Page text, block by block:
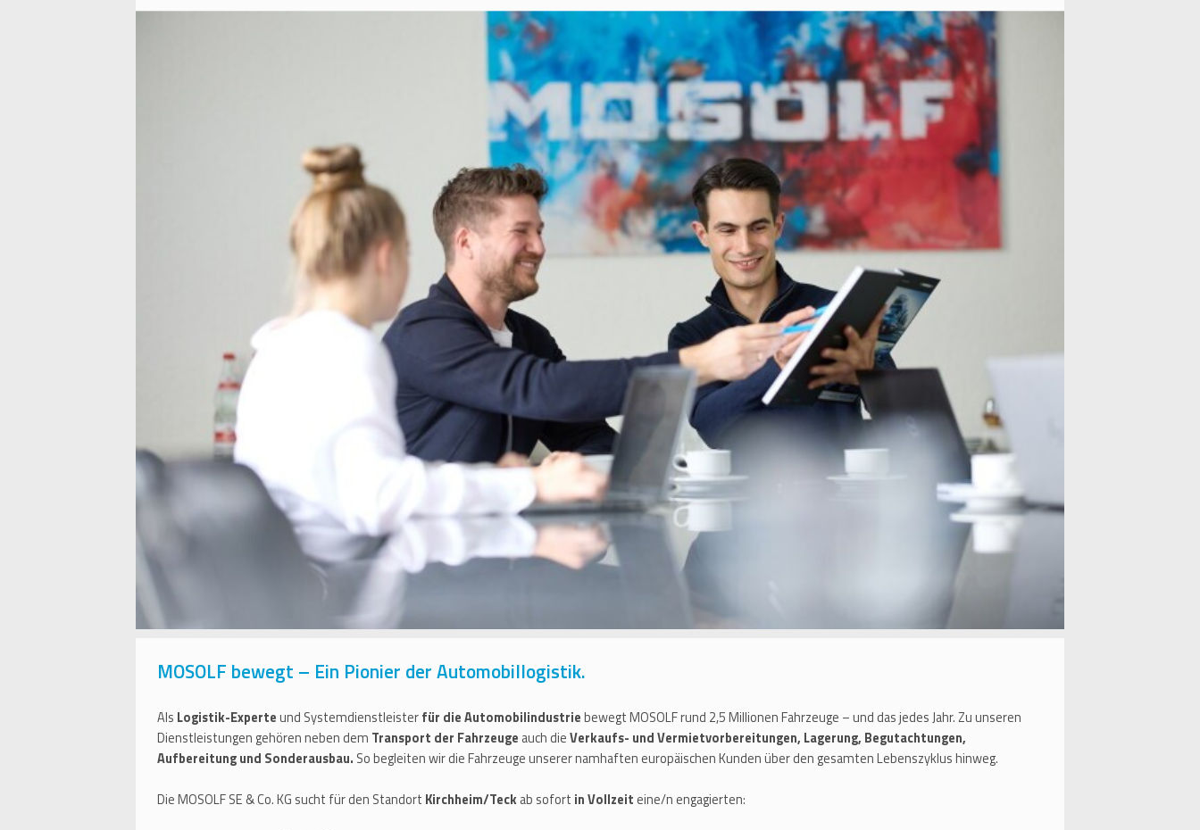
MOSOLF bewegt – Ein Pionier der Automobillogistik.
Als Logistik-Experteund Systemdienstleisterfür die Automobilindustriebewegt MOSOLF rund 2,5 Millionen Fahrzeuge – und das jedes Jahr. Zu unseren
Dienstleistungen gehören neben dem Transport der Fahrzeuge auch dieVerkaufs- und Vermietvorbereitungen, Lagerung, Begutachtungen,
Aufbereitung und Sonderausbau. So begleiten wir die Fahrzeuge unserer namhaften europäischen Kunden über den gesamten Lebenszyklus hinweg.
Die MOSOLF SE & Co. KG sucht für den Standort Kirchheim/Teckab sofort in Vollzeit eine/n engagierten: